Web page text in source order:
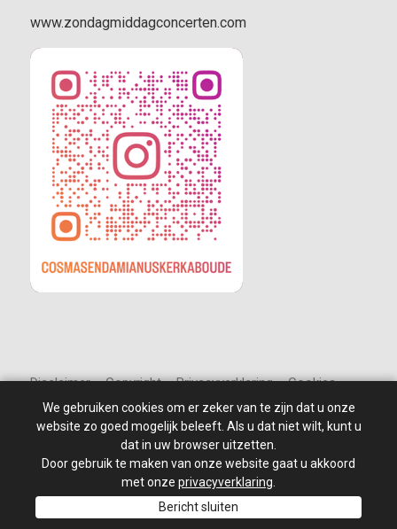
www.zondagmiddagconcerten.com
Disclaimer – Copyright – Privacyverklaring – Cookies
© 2010 - 2026 St Jan de Doper – Alle rechten voorbehouden.
Site ontwikkeld door: PixelBroeder - Website realisatie door
MKSHOP
We gebruiken cookies om er zeker van te zijn dat u onze
website zo goed mogelijk beleeft. Als u dat niet wilt, kunt u
dat in uw browser uitzetten.
Door gebruik te maken van onze website gaat u akkoord
met onze privacyverklaring
Bericht sluiten